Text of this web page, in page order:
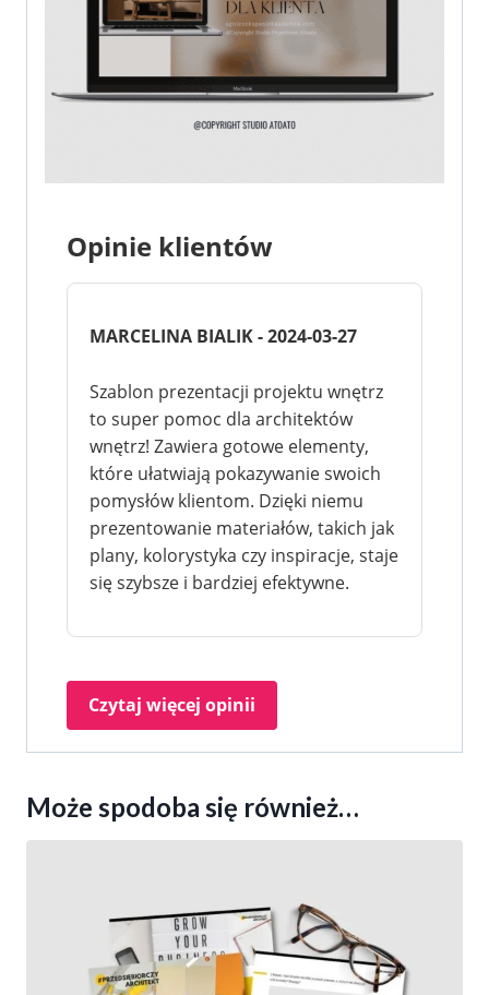
Opinie klientów
MARCELINA BIALIK - 2024-03-27
Szablon prezentacji projektu wnętrz
to super pomoc dla architektów
wnętrz! Zawiera gotowe elementy,
które ułatwiają pokazywanie swoich
pomysłów klientom. Dzięki niemu
prezentowanie materiałów, takich jak
plany, kolorystyka czy inspiracje, staje
się szybsze i bardziej efektywne.
Czytaj więcej opinii
Może spodoba się również…